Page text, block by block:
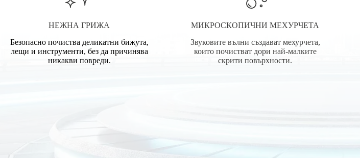
НЕЖНА ГРИЖА
Безопасно почиства деликатни бижута,
лещи и инструменти, без да причинява
никакви повреди.
МИКРОСКОПИЧНИ МЕХУРЧЕТА
Звуковите вълни създават мехурчета,
които почистват дори най-малките
скрити повърхности.